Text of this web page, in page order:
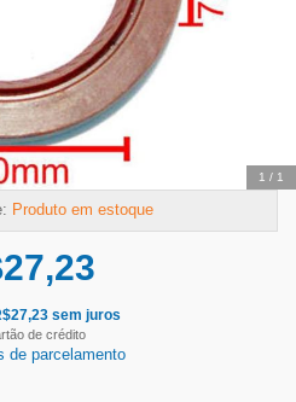
1 / 1
Produto em estoque
27,23
27,23 sem juros
de crédito
de parcelamento